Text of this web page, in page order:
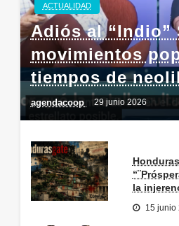
ACTUALIDAD
Adiós al “Indio”
movimientos
tiempos de
agendacoop 29 junio 2026
la
15 junio